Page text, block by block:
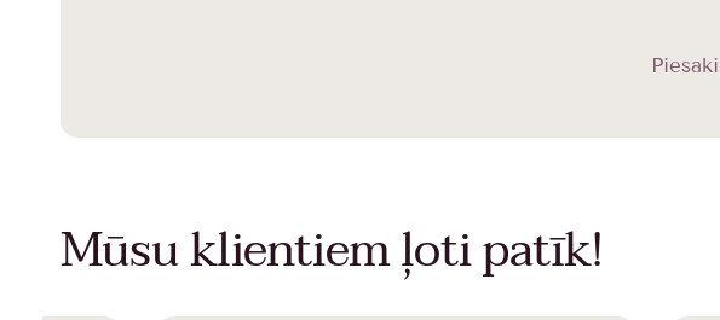
Mūsu klientiem ļoti patīk!